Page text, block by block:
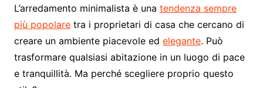
L’arredamento minimalista è una tendenza sempre
più popolaretra i proprietari di casa che cercano di
creare un ambiente piacevole ed elegante. Può
trasformare qualsiasi abitazione in un luogo di pace
e tranquillità. Ma perché scegliere proprio questo